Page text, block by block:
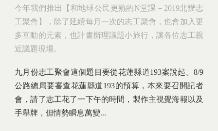
今年我們推出【和地球公民更熟的N堂課－2019北辦志
工聚會】，除了延續每月一次的志工聚會，也會加入更
多互動的元素，也計畫辦理議題小旅行，讓各位志工親
近議題現場。
九月份志工聚會這個題目要從花蓮縣道193案說起。8/9
公路總局要審查花蓮縣道193的預算，本來要召開記者
會，請了志工花了一下午的時間，製作主視覺海報以及
手舉牌，但情勢瞬息萬變...